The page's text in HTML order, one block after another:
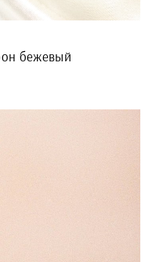
бежевый